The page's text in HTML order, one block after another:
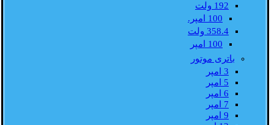
192 ولت
100 امپر.
358.4 ولت
100 امپر
باتری موتور
3 امپر
5 امپر
6 امپر
7 امپر
9 امپر